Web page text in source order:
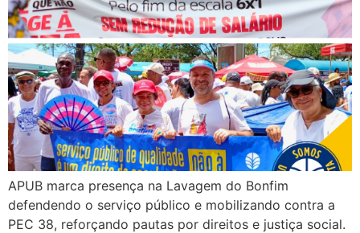
APUB marca presença na Lavagem do Bonfim
defendendo o serviço público e mobilizando contra a
PEC 38, reforçando pautas por direitos e justiça social.